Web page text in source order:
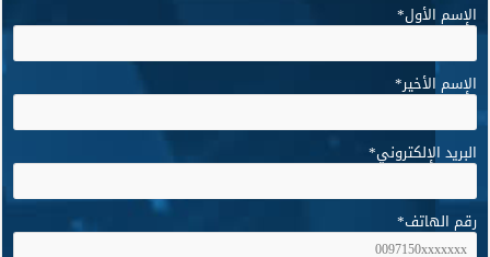
الإسم الأول*
الإسم الأخير*
البريد الإلكتروني*
رقم الهاتف*